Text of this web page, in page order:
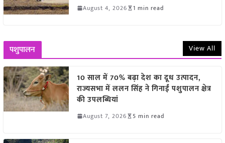
August 4, 2026 1 min read
पशुपालन View All
10 साल में 70% बढ़ा देश का दूध उत्पादन,
राज्यसभा में ललन सिंह ने गिनाईं पशुपालन क्षेत्र
की उपलब्धियां
August 7, 2026 5 min read